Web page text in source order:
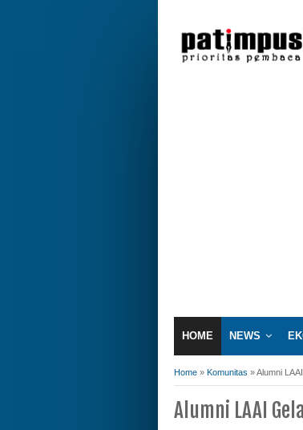
HOME NEWS
Home » Komunitas »Alumni
Alumni LAAI